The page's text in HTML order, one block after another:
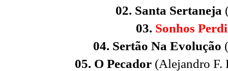
02. Santa Sertaneja
03. Sonhos
04. Sertão Na Evolução
05. O Pecador (Alejandro F.